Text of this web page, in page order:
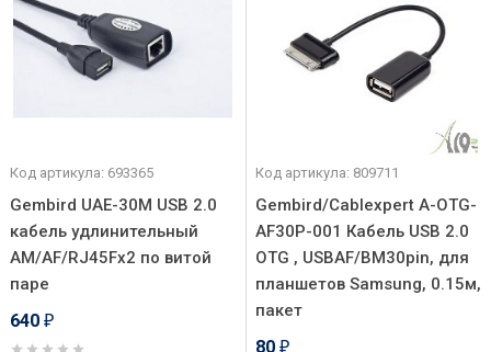
Код артикула: 693365
Gembird UAE-30M USB 2.0
кабель удлинительный
AM/AF/RJ45Fx2 по витой
паре
640 ₽
Код артикула: 809711
Gembird/Cablexpert A-OTG-
AF30P-001 Кабель USB 2.0
OTG , USBAF/BM30pin, для
планшетов Samsung, 0.15м,
пакет
80 ₽